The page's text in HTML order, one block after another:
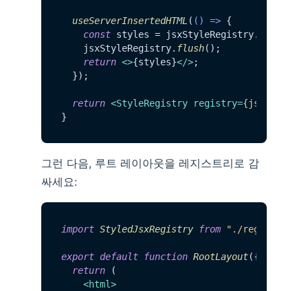
useServerInsertedHTML ( () => {
const styles = jsxStyleRegistry.
    jsxStyleRegistry.
flush();
return <>{styles}</>;
  });
return <StyleRegistry registry=
그런 다음, 루트 레이아웃을 레지스트리로 감
싸세요:
import StyledJsxRegistry from "./registry"
export default function RootLayout({
return (
<html>